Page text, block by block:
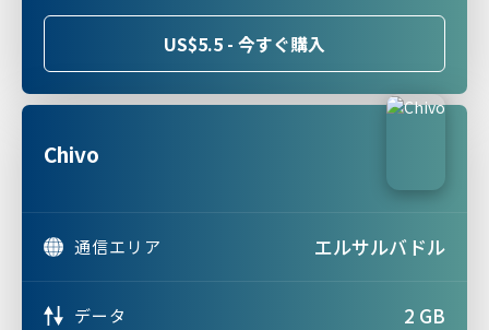
US$5.5 - 今すぐ購入
Chivo
通信エリア エルサルバドル
データ 2 GB